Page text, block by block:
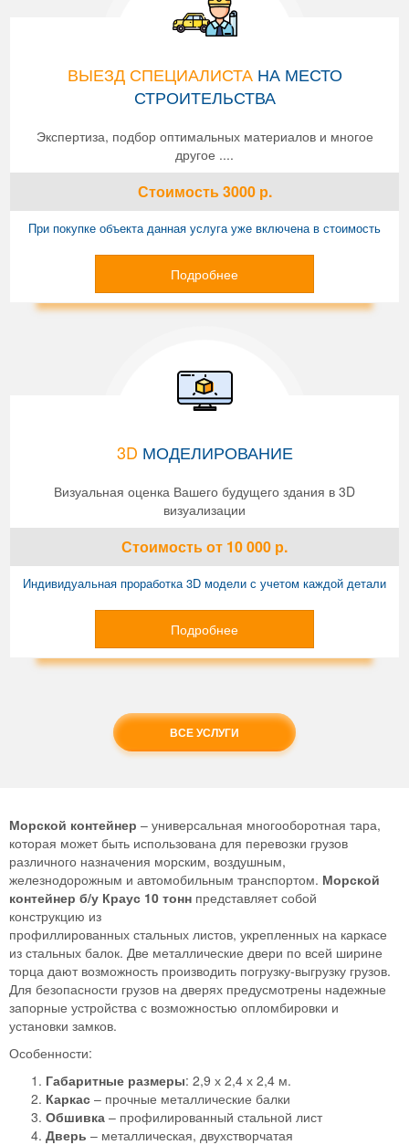
ВЫЕЗД СПЕЦИАЛИСТАНА МЕСТО
СТРОИТЕЛЬСТВА
Экспертиза, подбор оптимальных материалов и многое
другое ....
Стоимость3000р.
При покупке объекта данная услуга уже включена в стоимость
Подробнее
3D МОДЕЛИРОВАНИЕ
Визуальная оценка Вашего будущего здания в 3D
визуализации
Стоимостьот 10 000 р.
Индивидуальная проработка 3D модели с учетом каждой детали
Подробнее
ВСЕ УСЛУГИ
Морской контейнер – универсальная многооборотная тара,
которая может быть использована для перевозки грузов
различного назначения морским, воздушным,
железнодорожным и автомобильным транспортом. Морской
контейнер б/у Краус 10 тонн представляет собой
конструкцию из
профиллированных стальных листов, укрепленных на каркасе
из стальных балок. Две металлические двери по всей ширине
торца дают возможность производить погрузку-выгрузку грузов.
Для безопасности грузов на дверях предусмотрены надежные
запорные устройства с возможностью опломбировки и
установки замков.
Особенности:
Габаритные размеры: 2,9 х 2,4 х 2,4 м.
Каркас – прочные металлические балки
Обшивка – профилированный стальной лист
Дверь – металлическая, двухстворчатая